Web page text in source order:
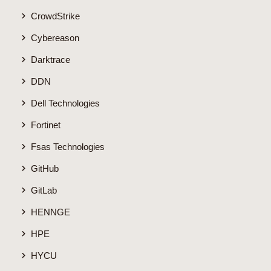
CrowdStrike
Cybereason
Darktrace
DDN
Dell Technologies
Fortinet
Fsas Technologies
GitHub
GitLab
HENNGE
HPE
HYCU